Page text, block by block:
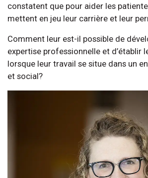
constatent que pour aider les
mettent en jeu leur carrière et leur
Comment leur est-il possible de
expertise professionnelle et d’établir
lorsque leur travail se situe dans un
et social?